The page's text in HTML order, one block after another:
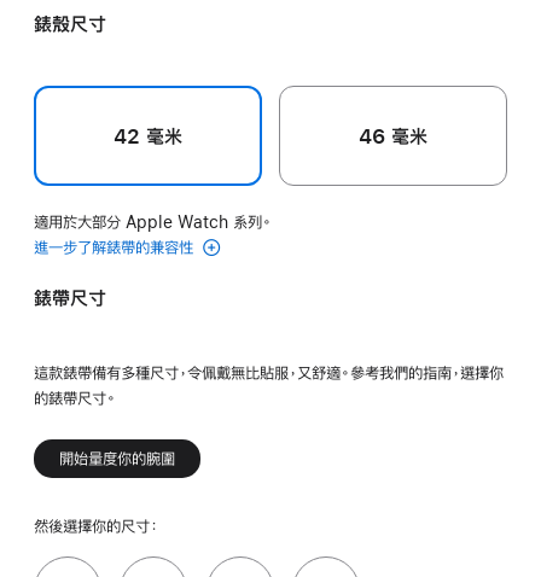
黃
錶殼尺寸
42 毫米 46 毫米
適用於大部分 Apple Watch 系列。
進一步了解錶帶的兼容性
錶帶尺寸
這款錶帶備有多種尺寸，令佩戴無比貼服，又舒適。參考我們的指南，選擇你
的錶帶尺寸。
開始量度你的腕圍
然後選擇你的尺寸：